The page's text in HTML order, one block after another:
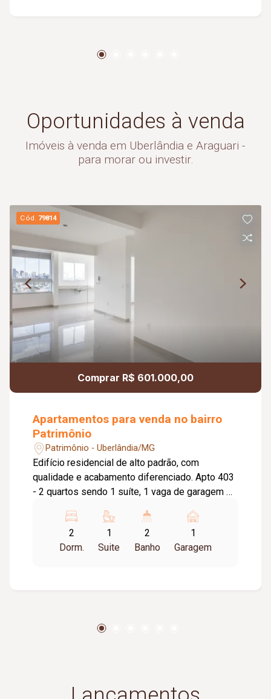
Oportunidades à venda
Imóveis à venda em Uberlândia e Araguari -
para morar ou investir.
Cód. 79814
Comprar R$ 601.000,00
Apartamentos para venda no bairro
Patrimônio
Patrimônio - Uberlândia/MG
Edifício residencial de alto padrão, com
qualidade e acabamento diferenciado. Apto 403
- 2 quartos sendo 1 suíte, 1 vaga de garagem R$
2 vaga de garagem R$ 720.000,00 Apto 902 - 2
quartos sendo 1 suíte, 2 vaga de garagem R$
601.000,00 Todos os apartamentos tem opção
elevador, 1 ou 2 vagas de garagem, salão de
festas, hall de entrada, academia equipada. Vaga
2
Dorm.
1
Suite
2
Banho
1
Garagem